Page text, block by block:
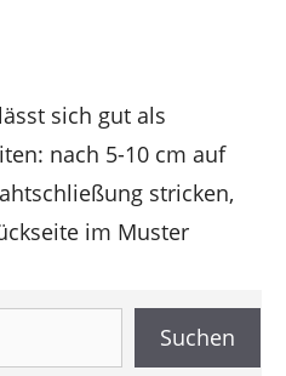
sich gut als
nach 5-10 cm auf
stricken,
im Muster
Suchen